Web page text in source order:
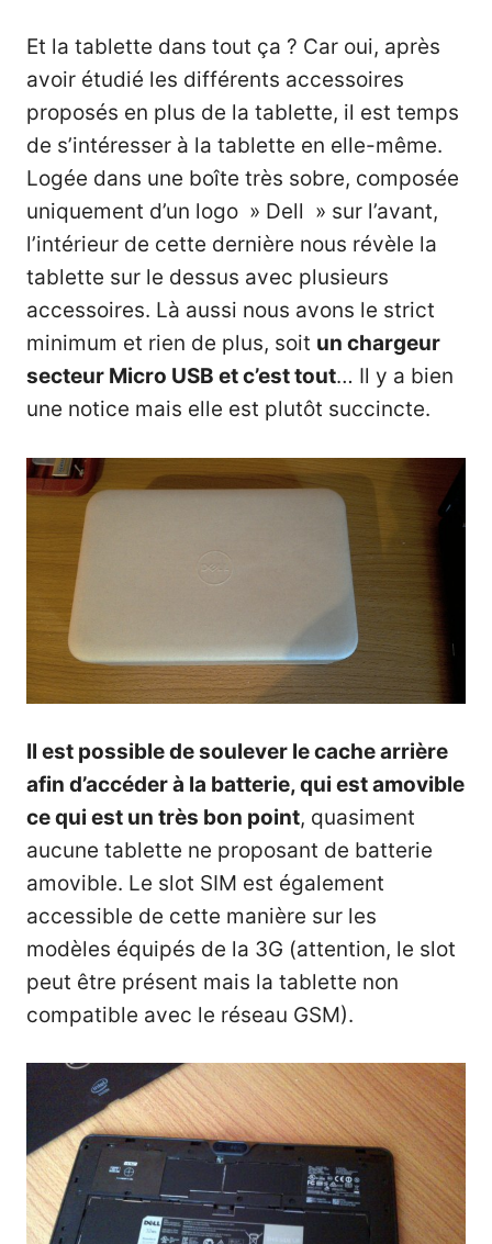
Et la tablette dans tout ça ? Car oui, après
avoir étudié les différents accessoires
proposés en plus de la tablette, il est temps
de s’intéresser à la tablette en elle-même.
Logée dans une boîte très sobre, composée
uniquement d’un logo » Dell » sur l’avant,
l’intérieur de cette dernière nous révèle la
tablette sur le dessus avec plusieurs
accessoires. Là aussi nous avons le strict
minimum et rien de plus, soit un chargeur
secteur Micro USB et c’est tout… Il y a bien
une notice mais elle est plutôt succincte.
Il est possible de soulever le cache arrière
afin d’accéder à la batterie, qui est amovible
ce qui est un très bon point, quasiment
aucune tablette ne proposant de batterie
amovible. Le slot SIM est également
accessible de cette manière sur les
modèles équipés de la 3G (attention, le slot
peut être présent mais la tablette non
compatible avec le réseau GSM).